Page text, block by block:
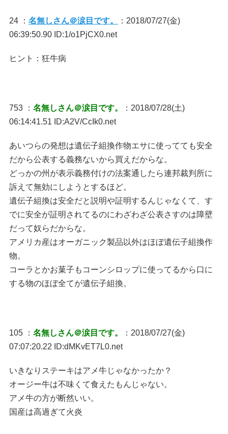
24 ： 名無しさん＠涙目です。
：2018/07/27(金)
06:39:50.90 ID:1/o1PjCX0.net
ヒント：狂牛病
753 ： 名無しさん＠涙目です。
：2018/07/28(土)
06:14:41.51 ID:A2V/CcIk0.net
あいつらの発想は遺伝子組換作物エサに使ってても安全
だから公表する義務ないから買えだからな。
どっかの州が表示義務付けの法案通したら連邦裁判所に
訴えて無効にしようとするほど。
遺伝子組換は安全だと説明や証明するんじゃなくて、す
でに安全が証明されてるのにわざわざ公表さすのは障壁
だって奴らだからな。
アメリカ産はオーガニック製品以外はほぼ遺伝子組換作
物。
コーラとかお菓子もコーンシロップに使ってるから口に
する物のほぼ全てが遺伝子組換。
105 ： 名無しさん＠涙目です。
：2018/07/27(金)
07:07:20.22 ID:dMKvET7L0.net
いきなりステーキはアメ牛じゃなかったか？
オージー牛は不味くて食えたもんじゃない。
アメ牛の方が断然いい。
国産は高過ぎて火炎